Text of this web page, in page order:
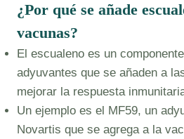
¿Por qué se añade
vacunas?
El escualeno es un
adyuvantes que se añaden a
mejorar la respuesta
Un ejemplo es el MF59, un
Novartis que se agrega a la